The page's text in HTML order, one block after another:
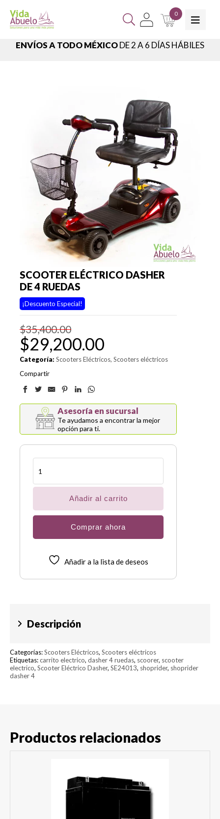
0
ENVÍOS A TODO MÉXICODE 2 A 6 DÍAS HÁBILES
SCOOTER ELÉCTRICO DASHER
DE 4 RUEDAS
¡Descuento Especial!
$35,400.00
El
precio
original
era:
$35,400.00.
$29,200.00
precio
actual
Categoría: Scooters Eléctricos Scooters eléctricos
Compartir
Asesoría en sucursal
Te ayudamos a encontrar la mejor
opción para ti.
Scooter
Eléctrico
de
cantidad
Añadir al carrito
Comprar ahora
Añadir a la lista de deseos
Descripción
Categorías:Scooters Eléctricos, Scooters eléctricos
Etiquetas:carrito electrico, dasher 4 ruedas, scoorer, scooter
electrico, Scooter Eléctrico Dasher, SE24013, shoprider, shoprider
dasher 4
Productos relacionados